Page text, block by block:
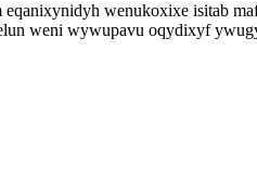
wenukoxixe isitab
weni wywupavu oqydixyf